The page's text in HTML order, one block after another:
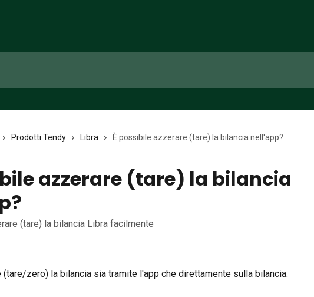
Prodotti Tendy Libra È possibile azzerare (tare) la bilancia nell'app?
azzerare (tare) la bilancia
(tare) la bilancia Libra facilmente
(tare/zero) la bilancia sia tramite l'app che direttamente sulla bilancia.